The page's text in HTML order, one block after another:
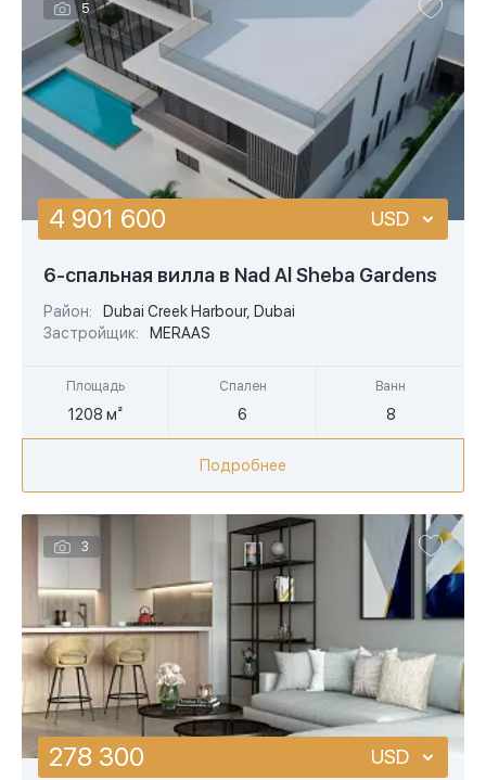
5
6-спальная вилла в Nad Al Sheba Gardens
Район:
Dubai Creek Harbour, Dubai
Застройщик:
MERAAS
Площадь
1208 м²
Спален
6
Ванн
8
4 901 600 USD
USD
Подробнее
3
278 300 USD